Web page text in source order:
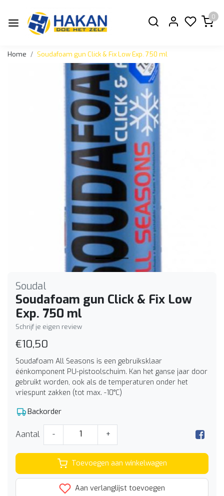
0
Home Soudafoam gun Click & Fix Low Exp. 750 ml
Soudal
Soudafoam gun Click & Fix Low
Exp. 750 ml
Schrijf je eigen review
€10,50
Soudafoam All Seasons is een gebruiksklaar
éénkomponent PU-pistoolschuim. Kan het ganse jaar door
gebruikt worden, ook als de temperaturen onder het
vriespunt zakken (tot max. -10°C)
Backorder
Aantal - +
Toevoegen aan winkelwagen
Aan verlanglijst toevoegen